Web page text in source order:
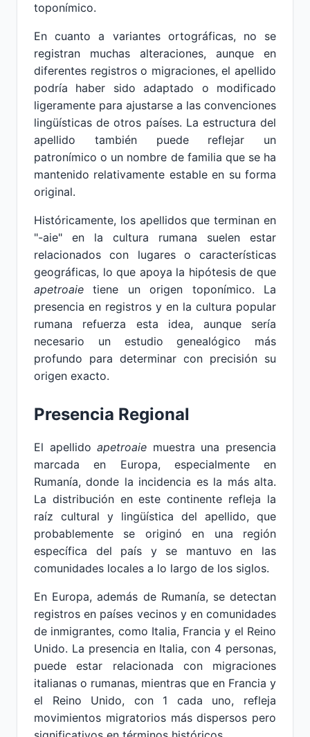
toponímico.
En cuanto a variantes ortográficas, no se
registran muchas alteraciones, aunque en
diferentes registros o migraciones, el apellido
podría haber sido adaptado o modificado
ligeramente para ajustarse a las convenciones
lingüísticas de otros países. La estructura del
apellido también puede reflejar un
patronímico o un nombre de familia que se ha
mantenido relativamente estable en su forma
original.
Históricamente, los apellidos que terminan en
"-aie" en la cultura rumana suelen estar
relacionados con lugares o características
geográficas, lo que apoya la hipótesis de que
apetroaie tiene un origen toponímico. La
presencia en registros y en la cultura popular
rumana refuerza esta idea, aunque sería
necesario un estudio genealógico más
profundo para determinar con precisión su
origen exacto.
Presencia Regional
El apellidoapetroaie muestra una presencia
marcada en Europa, especialmente en
Rumanía, donde la incidencia es la más alta.
La distribución en este continente refleja la
raíz cultural y lingüística del apellido, que
probablemente se originó en una región
específica del país y se mantuvo en las
comunidades locales a lo largo de los siglos.
En Europa, además de Rumanía, se detectan
registros en países vecinos y en comunidades
de inmigrantes, como Italia, Francia y el Reino
Unido. La presencia en Italia, con 4 personas,
puede estar relacionada con migraciones
italianas o rumanas, mientras que en Francia y
el Reino Unido, con 1 cada uno, refleja
movimientos migratorios más dispersos pero